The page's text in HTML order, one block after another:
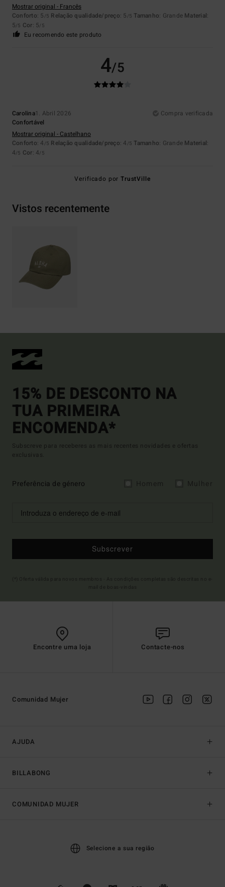
Mostrar original - Francês
Conforto: 5 /5 Relação qualidade/preço: 5 /5 Tamanho: Grande Material:
5/5 Cor: 5/5
Eu recomendo este produto
4/5
Carolina1. Abril 2026
Compra verificada
Confortável
Mostrar original - Castelhano
Conforto: 4 /5 Relação qualidade/preço: 4 /5 Tamanho: Grande Material:
4/5 Cor: 4/5
Verificado porTrustVille
Vistos recentemente
15% DE DESCONTO NA
TUA PRIMEIRA
ENCOMENDA*
Subscreve para receberes as mais recentes novidades e ofertas
exclusivas.
Preferência de género
Subscrever
Encontre uma loja Contacte-nos
AJUDA
BILLABONG
Comunidad Mujer
COMUNIDAD MUJER
Selecione a sua região